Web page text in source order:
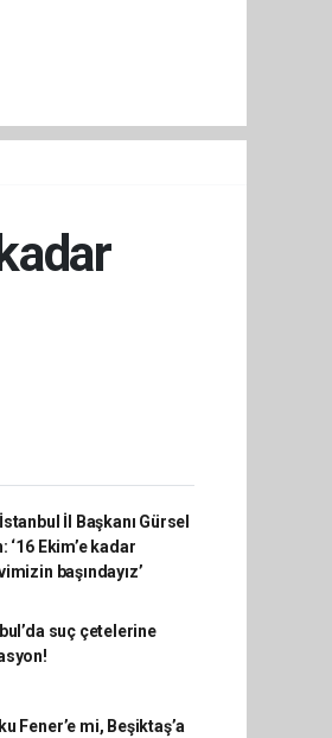
İl Başkanı Gürsel
‘16 Ekim’e kadar
başındayız’
suç çetelerine
Fener’e mi, Beşiktaş’a